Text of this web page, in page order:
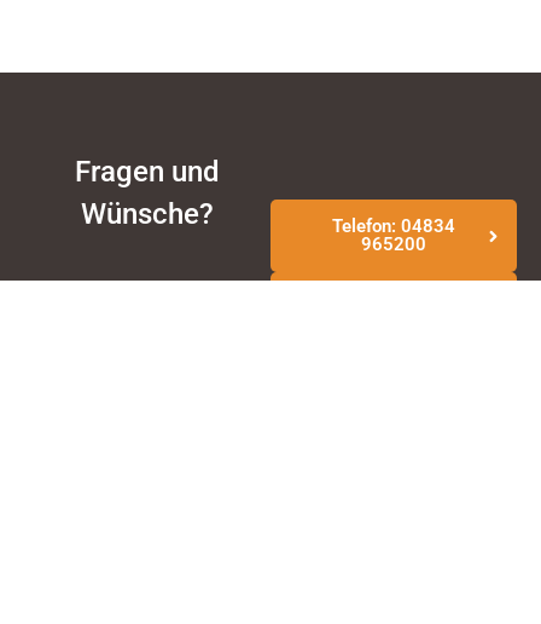
Fragen und
Wünsche?
Telefon: 04834
965200